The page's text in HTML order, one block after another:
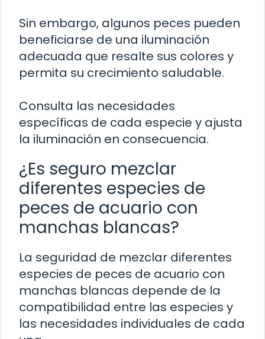
Sin embargo, algunos peces pueden
beneficiarse de una iluminación
adecuada que resalte sus colores y
permita su crecimiento saludable.
Consulta las necesidades
específicas de cada especie y ajusta
la iluminación en consecuencia.
¿Es seguro mezclar
diferentes especies de
peces de acuario con
manchas blancas?
La seguridad de mezclar diferentes
especies de peces de acuario con
manchas blancas depende de la
compatibilidad entre las especies y
las necesidades individuales de cada